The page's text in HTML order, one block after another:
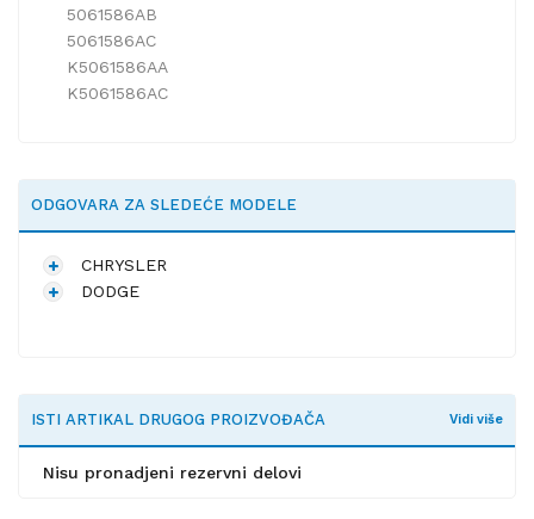
5061586AB
5061586AC
K5061586AA
K5061586AC
ODGOVARA ZA SLEDEĆE MODELE
CHRYSLER
DODGE
ISTI ARTIKAL DRUGOG PROIZVOĐAČA Vidi više
Nisu pronadjeni rezervni delovi